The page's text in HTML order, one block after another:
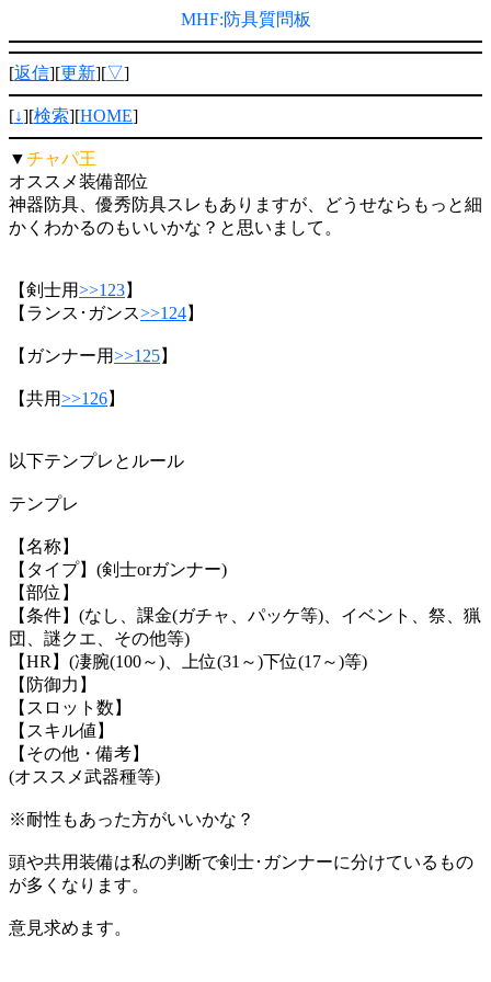
MHF:防具質問板
[返信][更新][▽]
[↓][検索][HOME]
▼チャパ王
オススメ装備部位
神器防具、優秀防具スレもありますが、どうせならもっと細
かくわかるのもいいかな？と思いまして。
【剣士用>>123】
【ランス･ガンス>>124】
【ガンナー用>>125】
【共用>>126】
以下テンプレとルール
テンプレ
【名称】
【タイプ】(剣士orガンナー)
【部位】
【条件】(なし、課金(ガチャ、パッケ等)、イベント、祭、猟
団、謎クエ、その他等)
【HR】(凄腕(100～)、上位(31～)下位(17～)等)
【防御力】
【スロット数】
【スキル値】
【その他・備考】
(オススメ武器種等)
※耐性もあった方がいいかな？
頭や共用装備は私の判断で剣士･ガンナーに分けているもの
が多くなります。
意見求めます。